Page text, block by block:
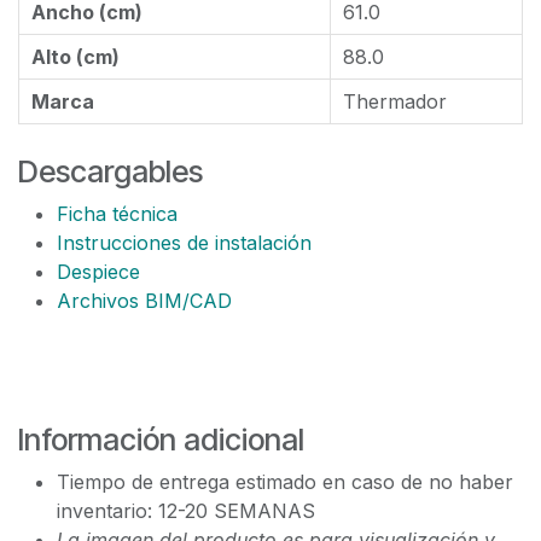
Ancho (cm)
61.0
Alto (cm)
88.0
Marca
Thermador
Descargables
Ficha técnica
Instrucciones de instalación
Despiece
Archivos BIM/CAD
Información adicional
Tiempo de entrega estimado en caso de no haber
inventario: 12-20 SEMANAS